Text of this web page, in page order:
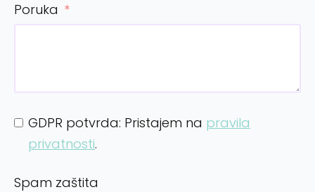
Poruka
GDPR potvrda: Pristajem na pravila
privatnosti.
Spam zaštita